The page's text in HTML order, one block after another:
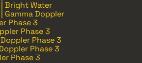
Bright Water
Gamma Doppler
Phase 3
Phase 3
Phase 3
Phase 3
Phase 3